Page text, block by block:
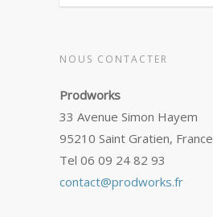
NOUS CONTACTER
Prodworks
33 Avenue Simon Hayem
95210 Saint Gratien, France
Tel 06 09 24 82 93
contact@prodworks.fr